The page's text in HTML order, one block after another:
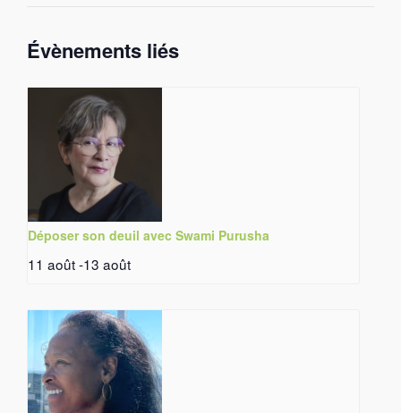
Évènements liés
Déposer son deuil avec Swami Purusha
11 août-13 août